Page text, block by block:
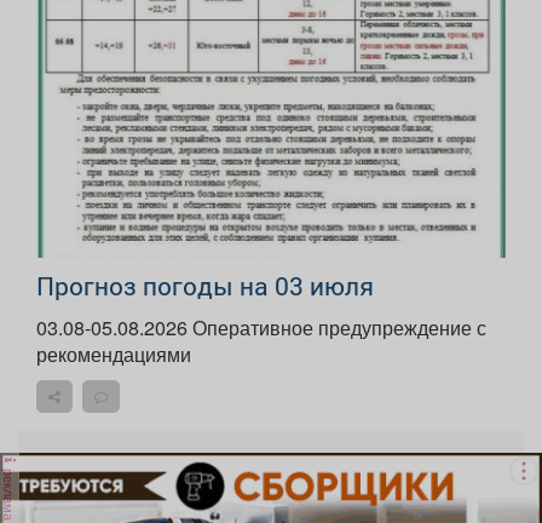
Прогноз погоды на 03 июля
03.08-05.08.2026 Оперативное предупреждение с
рекомендациями
реклама